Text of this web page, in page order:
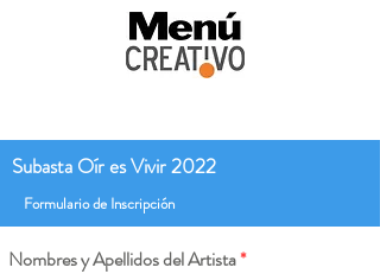
Subasta Oír es Vivir 2022
Formulario de Inscripción
Nombres y Apellidos del Artista